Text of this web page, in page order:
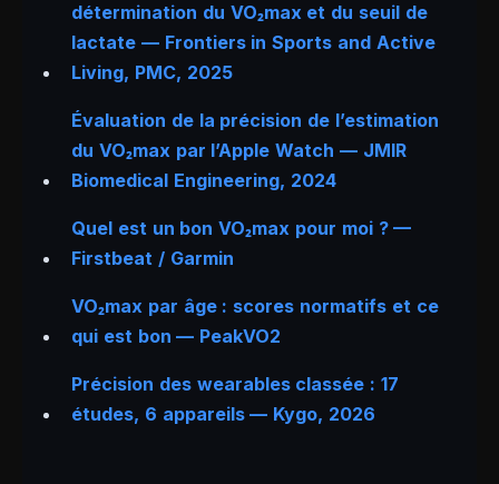
détermination du VO₂max et du seuil de
lactate — Frontiers in Sports and Active
Living, PMC, 2025
Évaluation de la précision de l’estimation
du VO₂max par l’Apple Watch — JMIR
Biomedical Engineering, 2024
Quel est un bon VO₂max pour moi ? —
Firstbeat / Garmin
VO₂max par âge : scores normatifs et ce
qui est bon — PeakVO2
Précision des wearables classée : 17
études, 6 appareils — Kygo, 2026